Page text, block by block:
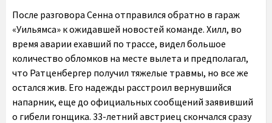
После разговора Сенна отправился обратно в гараж
«Уильямса» к ожидавшей новостей команде. Хилл, во
время аварии ехавший по трассе, видел большое
количество обломков на месте вылета и предполагал,
что Ратценбергер получил тяжелые травмы, но все же
остался жив. Его надежды расстроил вернувшийся
напарник, еще до официальных сообщений заявивший
о гибели гонщика. 33-летний австриец скончался сразу